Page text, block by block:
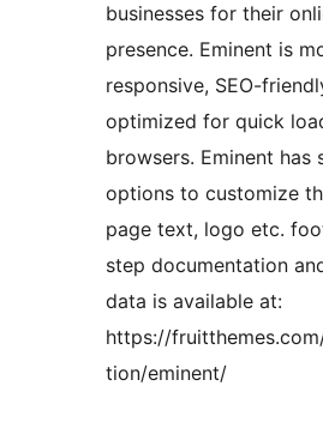
businesses for their
presence. Eminent is
responsive, SEO-
optimized for quick
browsers. Eminent has
options to customize
page text, logo etc.
step documentation
data is available at:
https://
tion/eminent/